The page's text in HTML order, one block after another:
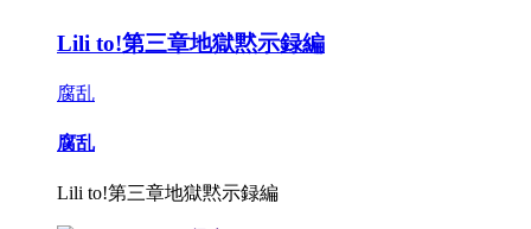
Lili to!第三章地獄黙示録編
腐乱
腐乱
Lili to!第三章地獄黙示録編